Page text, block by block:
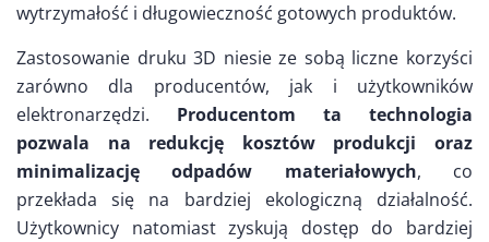
wytrzymałość i długowieczność gotowych produktów.
Zastosowanie druku 3D niesie ze sobą liczne korzyści
zarówno dla producentów, jak i użytkowników
elektronarzędzi. Producentom ta technologia
pozwala na redukcję kosztów produkcji oraz
minimalizację odpadów materiałowych, co
przekłada się na bardziej ekologiczną działalność.
Użytkownicy natomiast zyskują dostęp do bardziej